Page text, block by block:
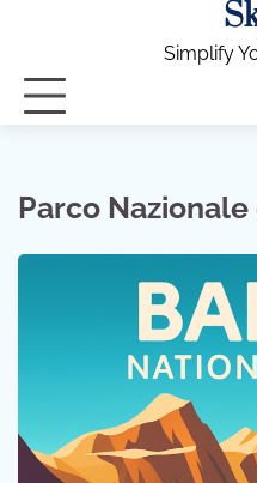
Simplify
Parco